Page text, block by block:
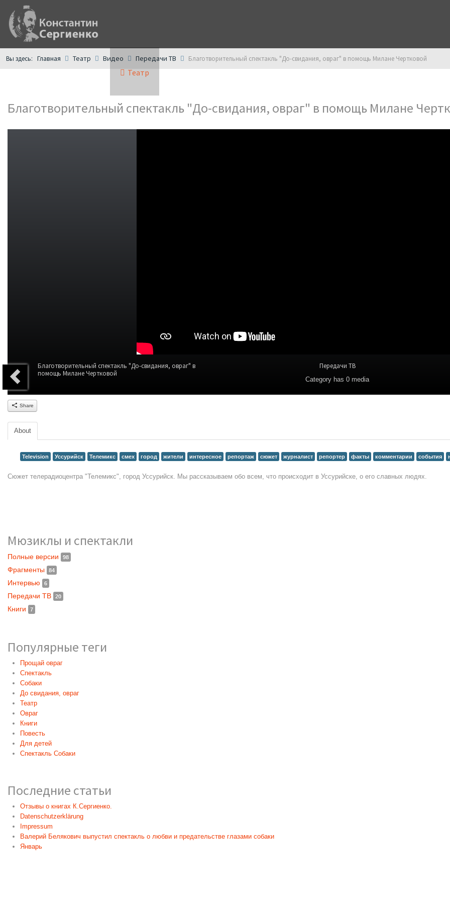
Театр
Вы здесь: Главная Театр Видео Передачи ТВ Благотворительный спектакль "До-свидания, овраг" в помощь Милане Чертковой
Благотворительный спектакль "До-свидания, овраг" в помощь Милане
Благотворительный спектакль "До-свидания, овраг" в
помощь Милане Чертковой
Передачи ТВ
Category has 0 media
Share
About
Television Уссурийск Телемикс смех город жители интересное репортаж сюжет журналист репортер факты комментарии события
Сюжет телерадиоцентра "Телемикс", город Уссурийск. Мы рассказываем обо всем, что происходит в Уссурийске, о его славных людях.
Мюзиклы и спектакли
Полные версии 98
Фрагменты 84
Интервью 6
Передачи ТВ 20
Книги 7
Популярные теги
Прощай овраг
Спектакль
Собаки
До свидания, овраг
Театр
Овраг
Книги
Повесть
Для детей
Спектакль Собаки
Последние статьи
Отзывы о книгах К.Сергиенко.
Datenschutzerklärung
Impressum
Валерий Белякович выпустил спектакль о любви и предательстве глазами собаки
Январь